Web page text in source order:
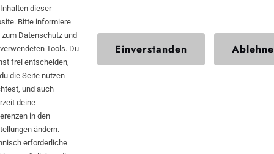
SCHWARTZ
KONTEXT
Impressum
Datenschutz
Kontakt
dieser
Bitte informiere
zum Datenschutz und
Tools. Du
frei entscheiden,
die Seite nutzen
und auch
deine
in den
ändern.
erforderliche
Einverstanden